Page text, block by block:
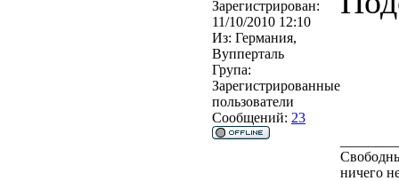
Зарегистрирован:
11/10/2010 12:10
Из: Германия,
Вупперталь
Група:
Зарегистрированные
пользователи
Сообщений: 23
ничего